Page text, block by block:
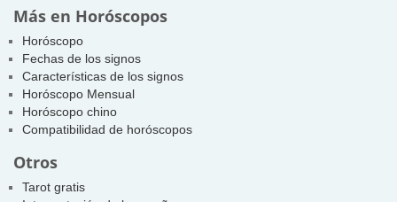
Más en Horóscopos
Horóscopo
Fechas de los signos
Características de los signos
Horóscopo Mensual
Horóscopo chino
Compatibilidad de horóscopos
Otros
Tarot gratis